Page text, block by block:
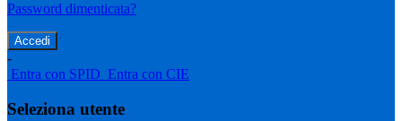
Password dimenticata?
-
Entra con SPID Entra con CIE
Seleziona utente